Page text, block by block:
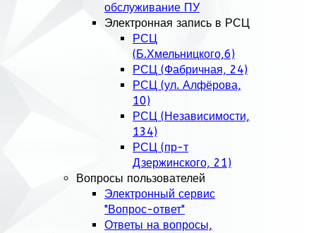
обслуживание ПУ
Электронная запись в РСЦ
РСЦ
(Б.Хмельницкого,6)
РСЦ (Фабричная, 24)
РСЦ (ул. Алфёрова,
10)
РСЦ (Независимости,
134)
РСЦ (пр-т
Дзержинского, 21)
Вопросы пользователей
Электронный сервис
"Вопрос-ответ"
Ответы на вопросы,